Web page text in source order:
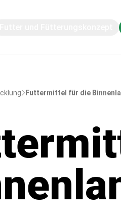
Futtermittel für die